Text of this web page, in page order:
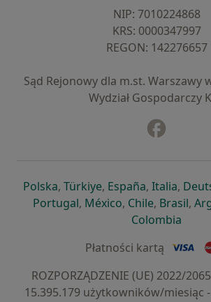
NIP: ⁠7010224868
KRS: ⁠0000347997
REGON: ⁠142276657
Sąd Rejonowy dla m.st. Warszawy
Wydział Gospodarczy
Polskaotwiera się w nowej karcie
, Türkiyeotwiera się w nowej
, Españaotwiera się
, Italia,
Portugalotwiera się w nowej
, Méxicootwiera się w
, Chileotwiera
, Brasil,
Colombia
Płatności kartą
ROZPORZĄDZENIE (UE) 2022/
15.395.179 użytkowników/miesiąc